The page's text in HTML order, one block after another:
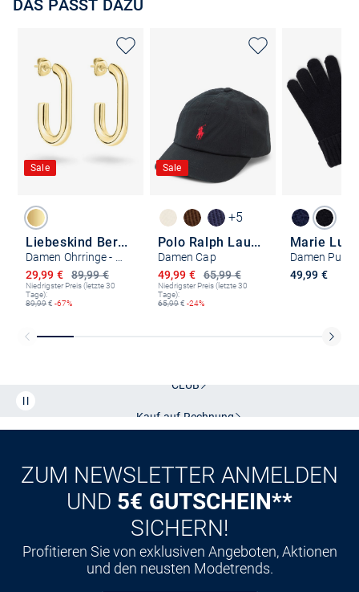
DAS PASST DAZU
Sale
Liebeskind Berlin
Damen Ohrringe - Modern Elegance
89,99 €
Ermäßigter Preis
29,99 €
Niedrigster Preis (letzte 30
Tage):
89,99€ -67%
Sale
+5
Polo Ralph Lauren
Damen Cap
65,99 €
Ermäßigter Preis
49,99 €
Niedrigster Preis (letzte 30
Tage):
65,99€ -24%
Marie
49,99 €
CLUB
Kauf auf Rechnung
ZUM NEWSLETTER ANMELDEN
UND 5€ GUTSCHEIN**
SICHERN!
Profitieren Sie von exklusiven Angeboten, Aktionen
und den neusten Modetrends.